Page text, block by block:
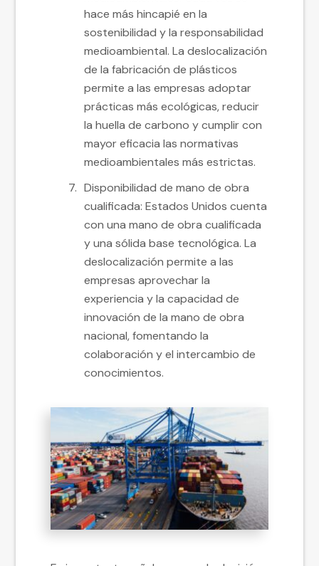
hace más hincapié en la
sostenibilidad y la responsabilidad
medioambiental. La deslocalización
de la fabricación de plásticos
permite a las empresas adoptar
prácticas más ecológicas, reducir
la huella de carbono y cumplir con
mayor eficacia las normativas
medioambientales más estrictas.
Disponibilidad de mano de obra
cualificada: Estados Unidos cuenta
con una mano de obra cualificada
y una sólida base tecnológica. La
deslocalización permite a las
empresas aprovechar la
experiencia y la capacidad de
innovación de la mano de obra
nacional, fomentando la
colaboración y el intercambio de
conocimientos.